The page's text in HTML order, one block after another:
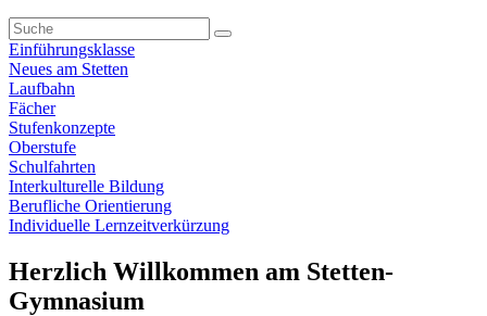
Einführungsklasse
Neues am Stetten
Laufbahn
Fächer
Stufenkonzepte
Oberstufe
Schulfahrten
Interkulturelle Bildung
Berufliche Orientierung
Individuelle Lernzeitverkürzung
Herzlich Willkommen am Stetten-
Gymnasium